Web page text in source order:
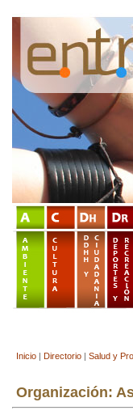
Inicio | Directorio | Salud y
Organización: